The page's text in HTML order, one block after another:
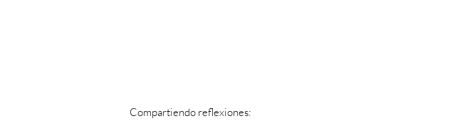
Compartiendo reflexiones: